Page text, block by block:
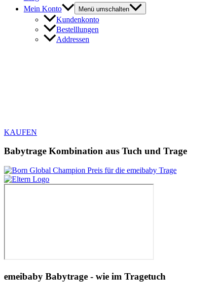
Mein Konto
Menü umschalten
Kundenkonto
Bestelllungen
Addressen
KAUFEN
Babytrage Kombination aus Tuch und Trage
emeibaby Babytrage - wie im Tragetuch